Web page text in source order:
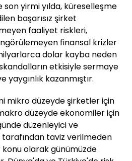
son yirmi yılda, küreselleşme
başarısız şirket
faaliyet riskleri,
finansal krizler
dolar kayba neden
etkisiyle sermaye
yaygınlık kazanmıştır.
mikro düzeyde şirketler için
düzeyde ekonomiler için
düzenleyici ve
taviz verilmeden
olarak günümüzde